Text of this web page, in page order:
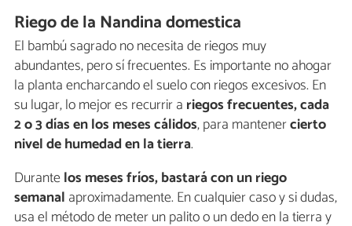
Riego de la Nandina domestica
El bambú sagrado no necesita de riegos muy
abundantes, pero sí frecuentes. Es importante no ahogar
la planta encharcando el suelo con riegos excesivos. En
su lugar, lo mejor es recurrir a riegos frecuentes, cada
2 o 3 días en los meses cálidos, para mantenercierto
nivel de humedad en la tierra.
Durantelos meses fríos, bastará con un riego
semanal aproximadamente. En cualquier caso y si dudas,
usa el método de meter un palito o un dedo en la tierra y